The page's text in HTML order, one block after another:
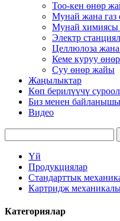
Тоо-кен өнөр
Мунай жана
Мунай
Электр
Целлюлоза
Кеме куруу
Суу өнөр жайы
Жаңылыктар
Көп берилүүчү
Биз менен
Видео
Үй
Продукциялар
Стандарттык
Картридж
Категориялар